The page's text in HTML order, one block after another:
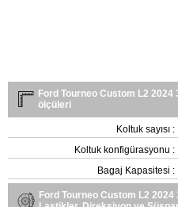
Ford Tourneo Custom L2
ölçüleri
Koltuk sayısı :
Koltuk konfigürasyonu :
Bagaj Kapasitesi :
Ford Tourneo Custom L2